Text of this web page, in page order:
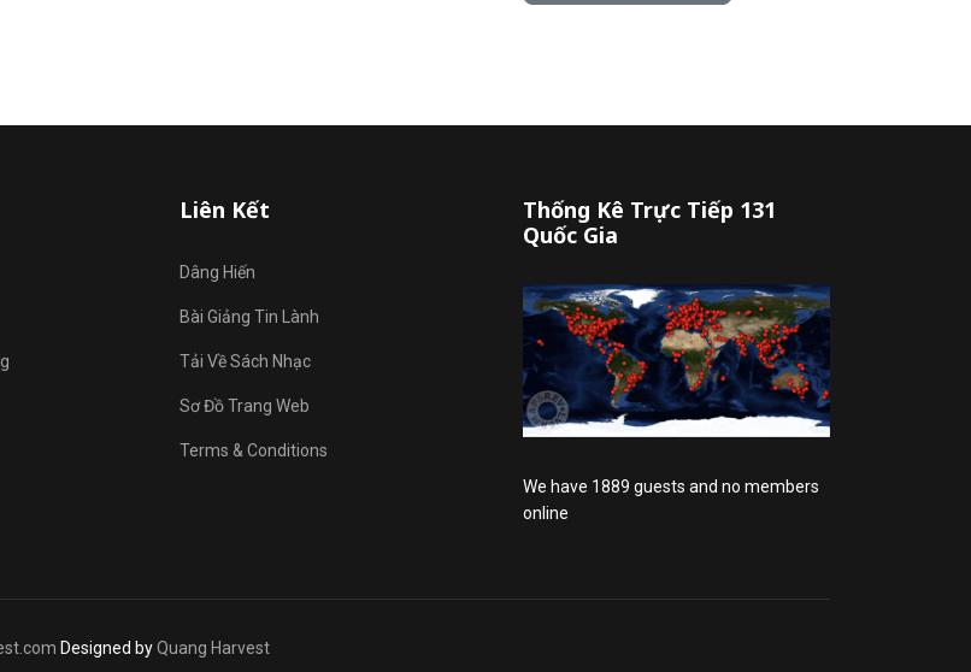
Liên Kết
Dâng Hiến
Bài Giảng Tin Lành
Tải Về Sách Nhạc
Sơ Đồ Trang Web
Terms & Conditions
Thống Kê Trực Tiếp 131
Quốc Gia
We have 1889 guests and no members
online
Designed byQuang Harvest